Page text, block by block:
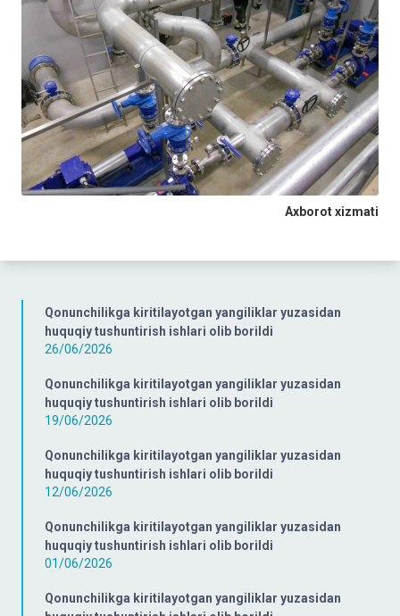
Qonunchilikga kiritilayotgan yangiliklar yuzasidan
huquqiy tushuntirish ishlari olib borildi
26/06/2026
Qonunchilikga kiritilayotgan yangiliklar yuzasidan
huquqiy tushuntirish ishlari olib borildi
19/06/2026
Qonunchilikga kiritilayotgan yangiliklar yuzasidan
huquqiy tushuntirish ishlari olib borildi
12/06/2026
Qonunchilikga kiritilayotgan yangiliklar yuzasidan
huquqiy tushuntirish ishlari olib borildi
01/06/2026
Qonunchilikga kiritilayotgan yangiliklar yuzasidan
Axborot xizmati